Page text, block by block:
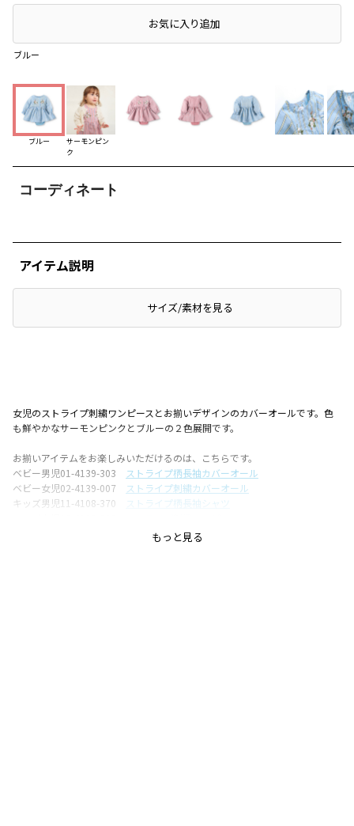
ブルー
ブルー
サーモンピン
ク
コーディネート
お気に入り追加
アイテム説明
サイズ/素材を見る
女児のストライプ刺繍ワンピースとお揃いデザインのカバーオールです。色
も鮮やかなサーモンピンクとブルーの２色展開です。
お揃いアイテムをお楽しみいただけるのは、こちらです。
ベビー男児01-4139-303
ストライプ柄長袖カバーオール
ベビー女児02-4139-007
ストライプ刺繍カバーオール
キッズ男児11-4108-370
ストライプ柄長袖シャツ
もっと見る